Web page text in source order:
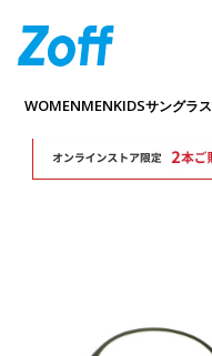
WOMENMENKIDSサングラス